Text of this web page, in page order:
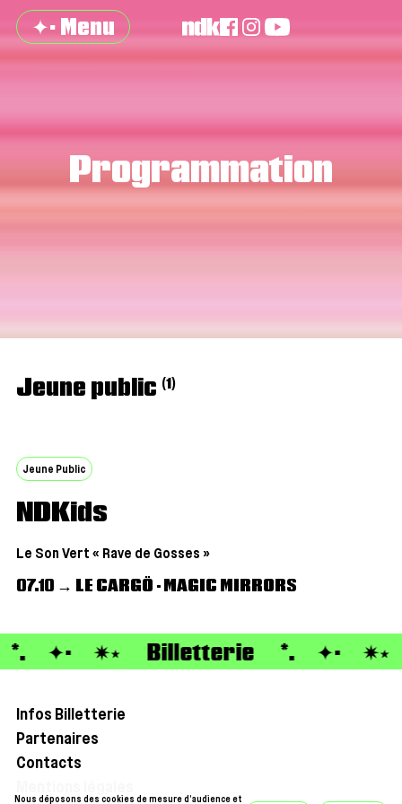
✦· Menu
Programmation
Jeune public (1)
Jeune Public
NDKids
Le Son Vert « Rave de Gosses »
07.10 → LE CARGÖ - MAGIC MIRRORS
✦· ✷⭑ Billetterie *. ✦·
Infos Billetterie
Partenaires
Contacts
Nous déposons des cookies de mesure d’audience et